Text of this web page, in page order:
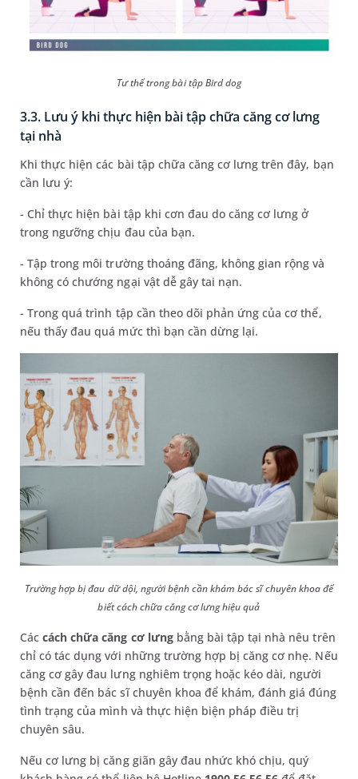
Tư thế trong bài tập Bird dog
3.3. Lưu ý khi thực hiện bài tập chữa căng cơ lưng
tại nhà
Khi thực hiện các bài tập chữa căng cơ lưng trên đây, bạn
cần lưu ý:
- Chỉ thực hiện bài tập khi cơn đau do căng cơ lưng ở
trong ngưỡng chịu đau của bạn.
- Tập trong môi trường thoáng đãng, không gian rộng và
không có chướng ngại vật dễ gây tai nạn.
- Trong quá trình tập cần theo dõi phản ứng của cơ thể,
nếu thấy đau quá mức thì bạn cần dừng lại.
Trường hợp bị đau dữ dội, người bệnh cần khám bác sĩ chuyên khoa để
biết cách chữa căng cơ lưng hiệu quả
Các cách chữa căng cơ lưngbằng bài tập tại nhà nêu trên
chỉ có tác dụng với những trường hợp bị căng cơ nhẹ. Nếu
căng cơ gây đau lưng nghiêm trọng hoặc kéo dài, người
bệnh cần đến bác sĩ chuyên khoa để khám, đánh giá đúng
tình trạng của mình và thực hiện biện pháp điều trị
chuyên sâu.
Nếu cơ lưng bị căng giãn gây đau nhức khó chịu, quý